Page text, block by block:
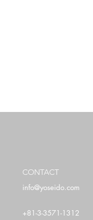
CONTACT
info@yoseido.com
+81-3-3571-1312